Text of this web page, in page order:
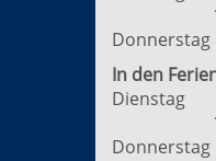
13:00
Donnerstag
In den
Dienstag
13:00
Donnerstag